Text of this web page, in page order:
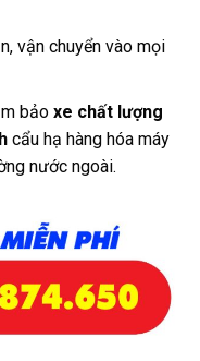
vận chuyển vào mọi
bảo xe chất lượng
cẩu hạ hàng hóa máy
nước ngoài.